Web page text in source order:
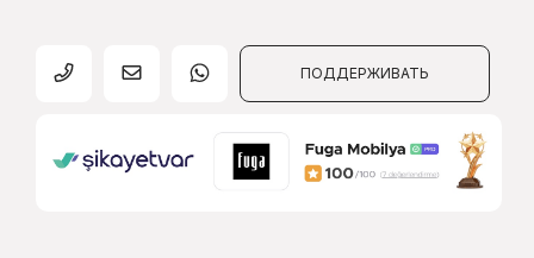
ПОДДЕРЖИВАТЬ